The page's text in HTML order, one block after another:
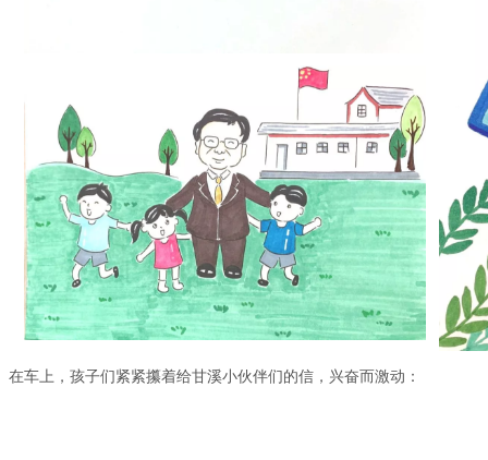
在车上，孩子们紧紧攥着给甘溪小伙伴们的信，兴奋而激动：